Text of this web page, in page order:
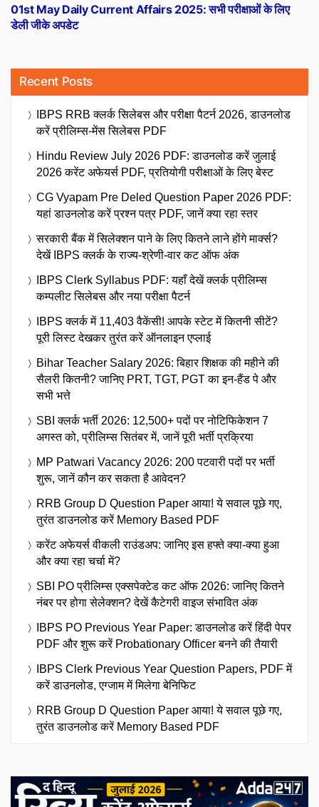
post:
01st May Daily Current Affairs 2025: सभी परीक्षाओं के लिए
डेली जीके अपडेट
Recent Posts
IBPS RRB क्लर्क सिलेबस और परीक्षा पैटर्न 2026, डाउनलोड
करें प्रीलिम्स-मेंस सिलेबस PDF
Hindu Review July 2026 PDF: डाउनलोड करें जुलाई
2026 करेंट अफेयर्स PDF, प्रतियोगी परीक्षाओं के लिए बेस्ट
CG Vyapam Pre Deled Question Paper 2026 PDF:
यहां डाउनलोड करें प्रश्न पत्र PDF, जानें क्या रहा स्तर
सरकारी बैंक में सिलेक्शन पाने के लिए कितने लाने होंगे मार्क्स?
देखें IBPS क्लर्क के राज्य-श्रेणी-वार कट ऑफ अंक
IBPS Clerk Syllabus PDF: यहाँ देखें क्लर्क प्रीलिम्स
कम्पलीट सिलेबस और नया परीक्षा पैटर्न
IBPS क्लर्क में 11,403 वैकेंसी! आपके स्टेट में कितनी सीटें?
पूरी लिस्ट देखकर तुरंत करें ऑनलाइन एप्लाई
Bihar Teacher Salary 2026: बिहार शिक्षक की महीने की
सैलरी कितनी? जानिए PRT, TGT, PGT का इन-हैंड पे और
सभी भत्ते
SBI क्लर्क भर्ती 2026: 12,500+ पदों पर नोटिफिकेशन 7
अगस्त को, प्रीलिम्स सितंबर में, जानें पूरी भर्ती प्रक्रिया
MP Patwari Vacancy 2026: 200 पटवारी पदों पर भर्ती
शुरू, जानें कौन कर सकता है आवेदन?
RRB Group D Question Paper आया! ये सवाल पूछे गए,
तुरंत डाउनलोड करें Memory Based PDF
करेंट अफेयर्स वीकली राउंडअप: जानिए इस हफ्ते क्या-क्या हुआ
और क्या रहा चर्चा में?
SBI PO प्रीलिम्स एक्सपेक्टेड कट ऑफ 2026: जानिए कितने
नंबर पर होगा सेलेक्शन? देखें कैटेगरी वाइज संभावित अंक
IBPS PO Previous Year Paper: डाउनलोड करें हिंदी पेपर
PDF और शुरू करें Probationary Officer बनने की तैयारी
IBPS Clerk Previous Year Question Papers, PDF में
करें डाउनलोड, एग्जाम में मिलेगा बेनिफिट
RRB Group D Question Paper आया! ये सवाल पूछे गए,
तुरंत डाउनलोड करें Memory Based PDF